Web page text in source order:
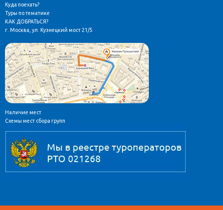
Куда поехать?
Туры по тематике
КАК ДОБРАТЬСЯ?
г. Москва, ул. Кузнецкий мост 21/5
Наличие мест
Схемы мест сбора групп